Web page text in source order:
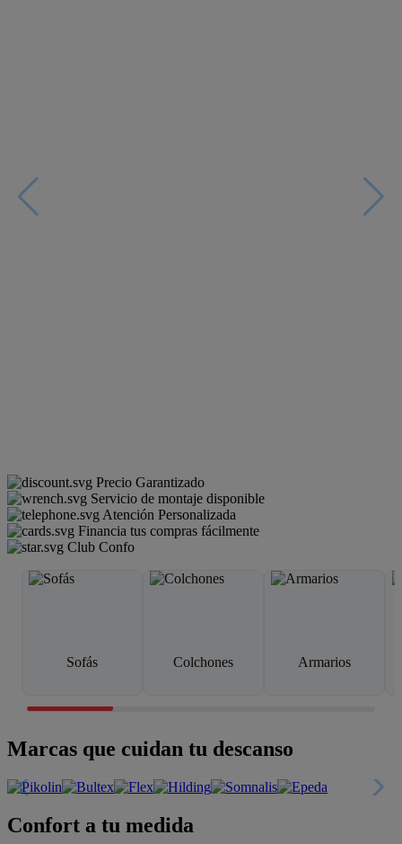
Precio Garantizado
Servicio de montaje disponible
Atención Personalizada
Financia tus compras fácilmente
Club Confo
Sofás Colchones Armarios
Marcas que cuidan tu descanso
Confort a tu medida